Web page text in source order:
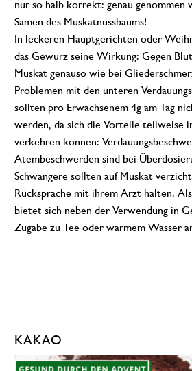
nur so halb korrekt: genau genommen
Samen des Muskatnussbaums!
In leckeren Hauptgerichten oder
das Gewürz seine Wirkung: Gegen
Muskat genauso wie bei
Problemen mit den unteren
sollten pro Erwachsenem 4g am Tag
werden, da sich die Vorteile teilweise
verkehren können:
Atembeschwerden sind bei
Schwangere sollten auf Muskat
Rücksprache mit ihrem Arzt halten.
bietet sich neben der Verwendung in
Zugabe zu Tee oder warmem Wasser
KAKAO